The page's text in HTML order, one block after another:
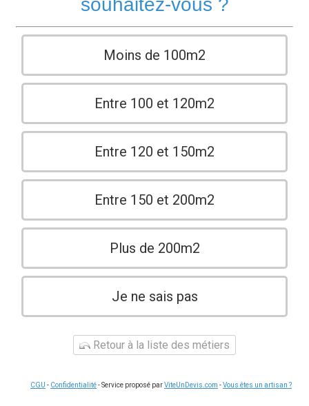
souhaitez-vous ?
Moins de 100m2
Entre 100 et 120m2
Entre 120 et 150m2
Entre 150 et 200m2
Plus de 200m2
Je ne sais pas
Retour à la liste des métiers
CGU - Confidentialité- Service proposé parViteUnDevis.com -Vous êtes un artisan ?